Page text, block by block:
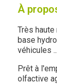
À
Très
base
véhicules ...
Prêt à
olfactive